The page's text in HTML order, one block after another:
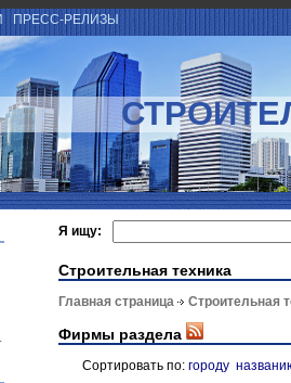
ПРЕСС-РЕЛИЗЫ
.
Я ищу:
Строительная техника
Главная страница Строительная
Фирмы раздела
Сортировать по: городу